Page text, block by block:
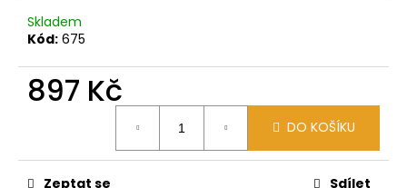
Skladem
Kód: 675
897 Kč
DO KOŠÍKU
Zeptat se Sdílet